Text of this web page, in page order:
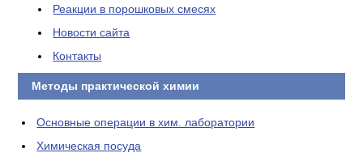
Реакции в порошковых смесях
Новости сайта
Контакты
Методы практической химии
Основные операции в хим. лаборатории
Химическая посуда